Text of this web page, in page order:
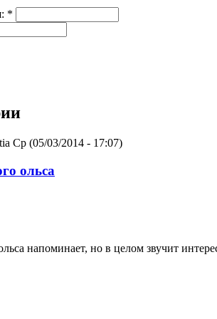
*
Ср (05/03/2014 - 17:07)
ольса
напоминает, но в целом звучит